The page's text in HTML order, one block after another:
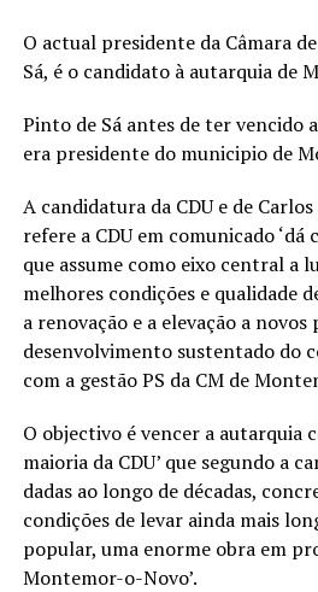
O actual presidente da Câmara
Sá, é o candidato à autarquia de
Pinto de Sá antes de ter vencido
era presidente do municipio de
A candidatura da CDU e de
refere a CDU em comunicado
que assume como eixo central a
melhores condições e qualidade
a renovação e a elevação a
desenvolvimento sustentado do
com a gestão PS da CM de
O objectivo é vencer a autarquia
maioria da CDU’ que segundo a
dadas ao longo de décadas,
condições de levar ainda mais
popular, uma enorme obra em
Montemor-o-Novo’.